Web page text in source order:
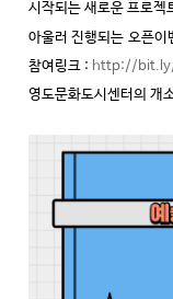
시작되는 새로운 프로젝
아울러 진행되는오픈이
참여링크 : http://
영도문화도시센터의 개